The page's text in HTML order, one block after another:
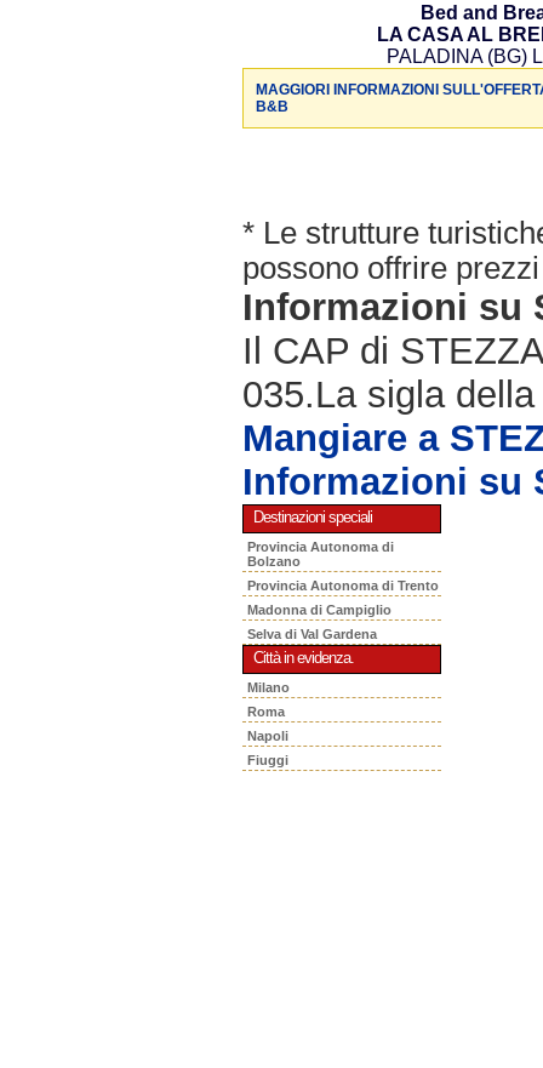
Bed and
LA CASA AL
PALADINA (BG)
MAGGIORI INFORMAZIONI
B&B
* Le strutture
possono offrire
Informazioni su
Il CAP di
035.La sigla
Mangiare a
Informazioni su
Destinazioni speciali
Provincia Autonoma di
Bolzano
Provincia Autonoma di Trento
Madonna di Campiglio
Selva di Val Gardena
Città in evidenza.
Milano
Roma
Napoli
Fiuggi